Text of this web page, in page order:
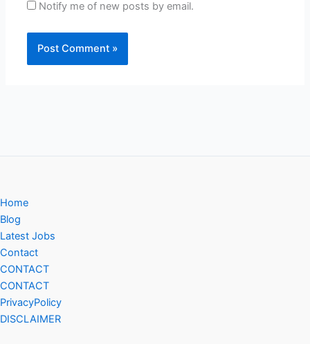
Notify me of new posts by email.
Home
Blog
Latest Jobs
Contact
CONTACT
CONTACT
PrivacyPolicy
DISCLAIMER